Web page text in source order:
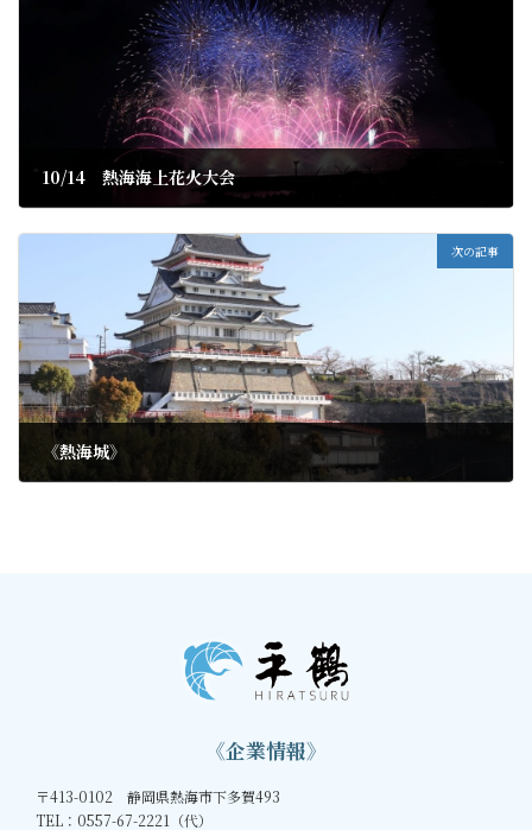
10/14 熱海海上花火大会
次の記事
《熱海城》
《企業情報》
〒413-0102 静岡県熱海市下多賀493
TEL：0557-67-2221（代）